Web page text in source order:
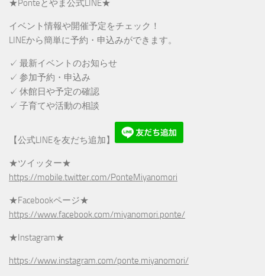
★Ponteとやま公式LINE★
イベント情報や開催予定をチェック！
LINEから簡単に予約・申込みができます。
✓ 最新イベントのお知らせ
✓ 参加予約・申込み
✓ 休館日や予定の確認
✓ 子育てや活動の相談
【公式LINEを友だち追加】
★ツイッター★
https://mobile.twitter.com/PonteMiyanomori
★Facebookページ★
https://www.facebook.com/miyanomori.ponte/
★Instagram★
https://www.instagram.com/ponte.miyanomori/